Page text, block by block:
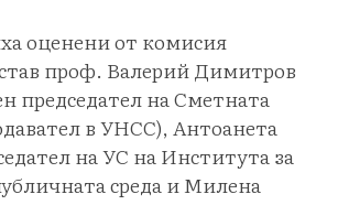
оценени от комисия
проф. Валерий Димитров
председател на Сметната
в УНСС), Антоанета
на УС на Института за
среда и Милена